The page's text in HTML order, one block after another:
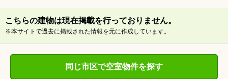
こちらの建物は現在掲載を行っておりません。
※本サイトで過去に掲載された情報を元に作成しています。
同じ市区で空室物件を探す